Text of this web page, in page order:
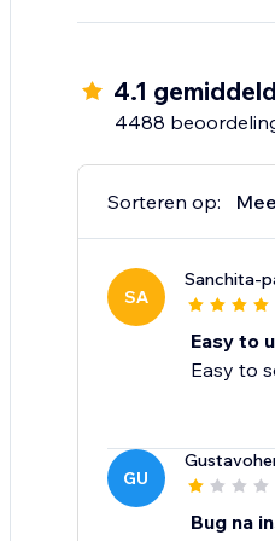
- Groei met verkoop
- Maak contact met
coupons en
4.1
4488
Sorteren op:
SA
Sanchita-
Easy to
Easy to
GU
Bug na